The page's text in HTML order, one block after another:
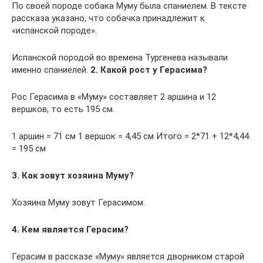
По своей породе собака Муму была спаниелем. В тексте
рассказа указано, что собачка принадлежит к
«испанской породе».
Испанской породой во времена Тургенева называли
именно спаниелей. 2. Какой рост у Герасима?
Рос Герасима в «Муму» составляет 2 аршина и 12
вершков, то есть 195 см.
1 аршин = 71 см 1 вершок = 4,45 см Итого = 2*71 + 12*4,44
= 195 см
3. Как зовут хозяина Муму?
Хозяина Муму зовут Герасимом.
4. Кем является Герасим?
Герасим в рассказе «Муму» является дворником старой